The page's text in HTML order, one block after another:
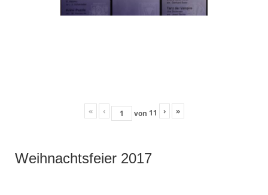
« ‹ von 11 › »
Weihnachtsfeier 2017